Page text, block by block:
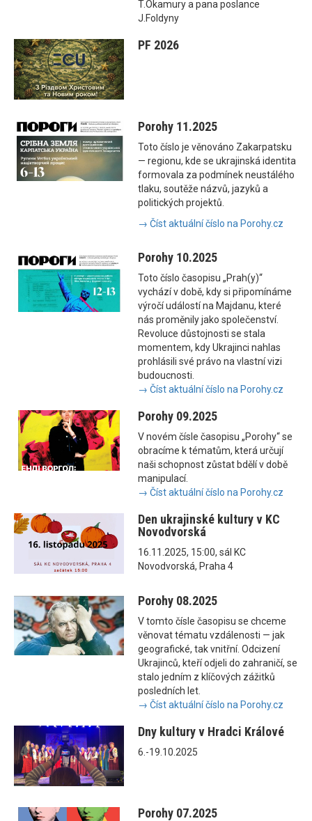
T.Okamury a pana poslance
J.Foldyny
PF 2026
Porohy 11.2025
Toto číslo je věnováno Zakarpatsku
— regionu, kde se ukrajinská identita
formovala za podmínek neustálého
tlaku, soutěže názvů, jazyků a
politických projektů.
→ Číst aktuální číslo na Porohy.cz
Porohy 10.2025
Toto číslo časopisu „Prah(y)“
vychází v době, kdy si připomínáme
výročí událostí na Majdanu, které
nás proměnily jako společenství.
Revoluce důstojnosti se stala
momentem, kdy Ukrajinci nahlas
prohlásili své právo na vlastní vizi
budoucnosti.
→ Číst aktuální číslo na Porohy.cz
Porohy 09.2025
V novém čísle časopisu „Porohy“ se
obracíme k tématům, která určují
naši schopnost zůstat bdělí v době
manipulací.
→ Číst aktuální číslo na Porohy.cz
Den ukrajinské kultury v KC
Novodvorská
16.11.2025, 15:00, sál KC
Novodvorská, Praha 4
Porohy 08.2025
V tomto čísle časopisu se chceme
věnovat tématu vzdálenosti — jak
geografické, tak vnitřní. Odcizení
Ukrajinců, kteří odjeli do zahraničí, se
stalo jedním z klíčových zážitků
posledních let.
→ Číst aktuální číslo na Porohy.cz
Dny kultury v Hradci Králové
6.-19.10.2025
Porohy 07.2025